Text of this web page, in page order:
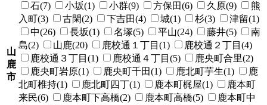
山
鹿
市
石(7) 小坂(1) 小群(9) 方保田(6) 久原(9)
熊
入町(3)
古閑(2) 下吉田(4) 城(1) 杉(3)
津留(1)
中(26)
長坂(1) 名塚(5) 平山(24) 藤井(5)
南
島(2)
山鹿(20) 鹿校通１丁目(1)
鹿校通２丁目(4)
鹿校通３丁目(1)
鹿校通４丁目(5)
鹿央町合里(2)
鹿央町岩原(1)
鹿央町千田(1) 鹿北町芋生(1)
鹿
北町椎持(1)
鹿北町四丁(1) 鹿本町梶屋(1)
鹿本町
来民(6)
鹿本町下高橋(2) 鹿本町高橋(5)
鹿本町中